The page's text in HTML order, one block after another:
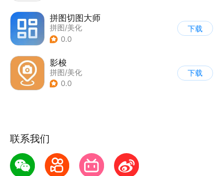
拼图切图大师
拼图/美化
0.0
下载
影梭
拼图/美化
0.0
下载
联系我们